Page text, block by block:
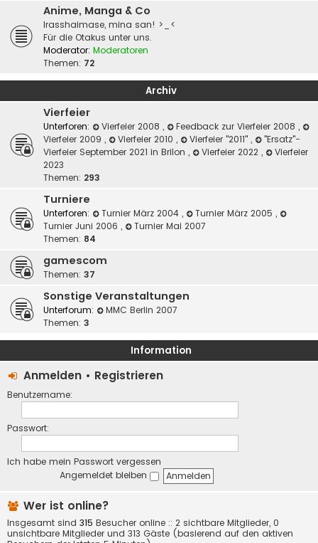
Anime, Manga & Co
Irasshaimase, mina san! >_<
Für die Otakus unter uns.
Moderator: Moderatoren
Themen: 72
Archiv
Vierfeier
Unterforen: Vierfeier 2008 , Feedback zur Vierfeier 2008 ,
Vierfeier 2009 , Vierfeier 2010 , Vierfeier "2011" ,
"Ersatz"-
Vierfeier September 2021 in Brilon , Vierfeier 2022 ,
Vierfeier
2023
Themen: 293
Turniere
Unterforen: Turnier März 2004 , Turnier März 2005 ,
Turnier Juni 2006 ,
Turnier Mai 2007
Themen: 84
gamescom
Themen: 37
Sonstige Veranstaltungen
Unterforum:
MMC Berlin 2007
Themen: 3
Information
Anmelden • Registrieren
Benutzername:
Passwort:
Ich habe mein Passwort vergessen
Angemeldet bleiben
Wer ist online?
Insgesamt sind 315 Besucher online :: 2 sichtbare Mitglieder, 0
unsichtbare Mitglieder und 313 Gäste (basierend auf den aktiven